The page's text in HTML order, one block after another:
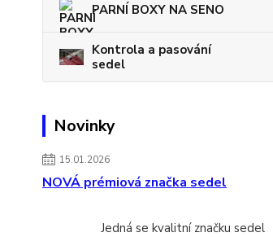
PARNÍ BOXY NA SENO
Kontrola a pasování
sedel
Novinky
15.01.2026
NOVÁ prémiová značka sedel
Jedná se kvalitní značku sedel